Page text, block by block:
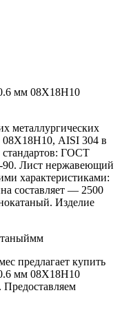
мм 08Х18Н10
металлургических
08Х18Н10, AISI 304 в
стандартов: ГОСТ
Лист нержавеющий
характеристиками:
составляет — 2500
Изделие
предлагает купить
мм 08Х18Н10